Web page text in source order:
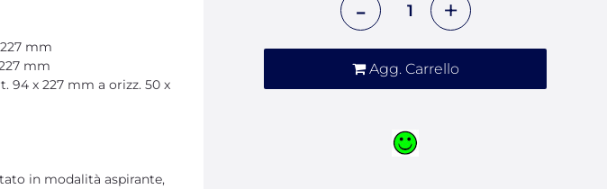
mm
mm
94 x 227 mm a orizz. 50 x
in modalità aspirante,
Agg. Carrello